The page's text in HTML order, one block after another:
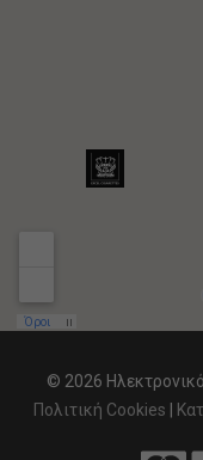
© 2026
Πολιτική Cookies